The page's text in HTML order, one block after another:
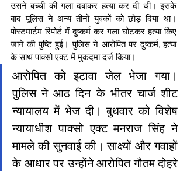
उसने बच्ची की गला दबाकर हत्या कर दी थी। इसके
बाद पूलिस ने अन्य तीनों युवकों को छोड़ दिया था।
पोस्टमार्टम रिपोर्ट में दुष्कर्म कर गला घोटकर हत्या किए
जाने की पुष्टि हुई। पुलिस ने आरोपित पर दुष्कर्म, हत्या
के साथ पाक्सो एक्ट में मुकदमा दर्ज किया।
आरोपित को इटावा जेल भेजा गया।
पुलिस ने आठ दिन के भीतर चार्ज शीट
न्यायालय में भेज दी। बुधवार को विशेष
न्यायाधीश पाक्सो एक्ट मनराज सिंह ने
मामले की सुनवाई की। साक्ष्यों और गवाहों
के आधार पर उन्होंने आरोपित गौतम दोहरे